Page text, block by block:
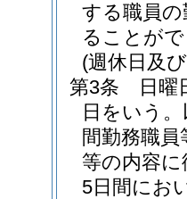
する職員
ることが
(週休日及
第3条
日曜
日をいう
間勤務職
等の内容
5日間にお